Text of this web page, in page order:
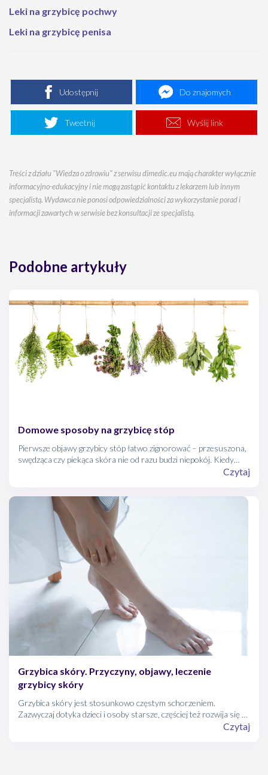
Leki na grzybicę pochwy
Leki na grzybicę penisa
Udostępnij Do znajomych
Tweetnij Wyślij link
Treści z działu "Wiedza o zdrowiu" z serwisu dimedic.eu mają charakter wyłącznie
informacyjno-edukacyjny i nie mogą zastąpić kontaktu z lekarzem lub innym
specjalistą. Wydawca nie ponosi odpowiedzialności za wykorzystanie porad i
informacji zawartych w serwisie bez konsultacji ze specjalistą.
Podobne artykuły
Domowe sposoby na grzybicę stóp
Pierwsze objawy grzybicy stóp łatwo zignorować – przesuszona,
swędząca czy piekąca skóra nie od razu budzi niepokój. Kiedy
korzystasz z miejskich basenów, saun czy dzielisz się obuwiem
Czytaj
Grzybica skóry. Przyczyny, objawy, leczenie
grzybicy skóry
Grzybica skóry jest stosunkowo częstym schorzeniem.
Zazwyczaj dotyka dzieci i osoby starsze, częściej też rozwija się u
mężczyzn niż u kobiet. Na grzybicę może jednak zachorowaćCzytaj